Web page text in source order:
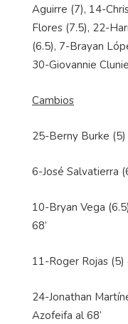
Aguirre (7), 14-
Flores (7.5), 22-
(6.5), 7-Brayan
30-Giovannie
Cambios
25-Berny Burke
6-José Salvatierra
10-Bryan Vega
68’
11-Roger Rojas (5)
24-Jonathan
Azofeifa al 68’